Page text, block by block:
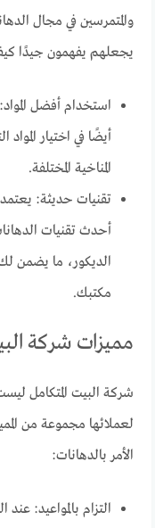
والمتمرسين في مجال
يجعلهم يفهمون جيدًا
استخدام أفضل
أيضًا في اختيار
المناخية المختلفة.
تقنيات حديثة: يعتمد
أحدث تقنيات
الديكور، ما يضمن
مكتبك.
مميزات شركة
شركة البيت المتكامل
لعملائها مجموعة من
الأمر بالدهانات:
التزام بالمواعيد: